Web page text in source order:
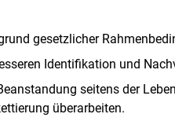
gesetzlicher
Identifikation und
seitens der
überarbeiten.